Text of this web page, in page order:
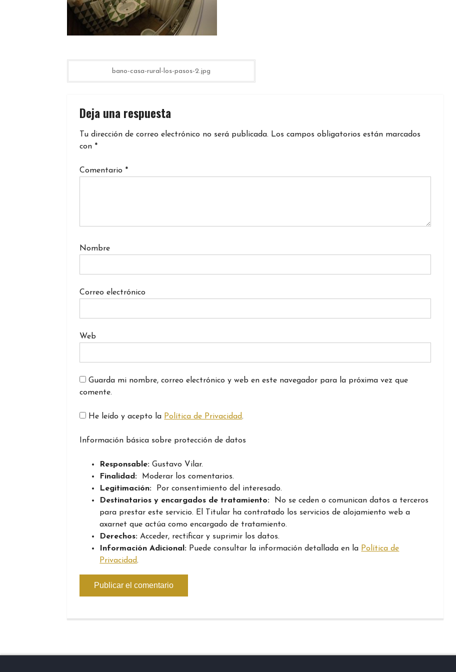
Navegación
de
entradas
bano-casa-rural-los-pasos-2.jpg
Deja una respuesta
Tu dirección de correo electrónico no será publicada. Los campos obligatorios están marcados
con *
Comentario *
Nombre
Correo electrónico
Web
Guarda mi nombre, correo electrónico y web en este navegador para la próxima vez que
comente.
He leído y acepto la Política de Privacidad.
Información básica sobre protección de datos
Responsable: Gustavo Vilar.
Finalidad: Moderar los comentarios.
Legitimación: Por consentimiento del interesado.
Destinatarios y encargados de tratamiento: No se ceden o comunican datos a terceros
para prestar este servicio. El Titular ha contratado los servicios de alojamiento web a
axarnet que actúa como encargado de tratamiento.
Derechos: Acceder, rectificar y suprimir los datos.
Información Adicional: Puede consultar la información detallada en la Política de
Privacidad.